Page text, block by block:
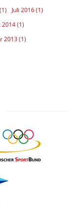
Juli 2016 (1)
2014 (1)
2013 (1)